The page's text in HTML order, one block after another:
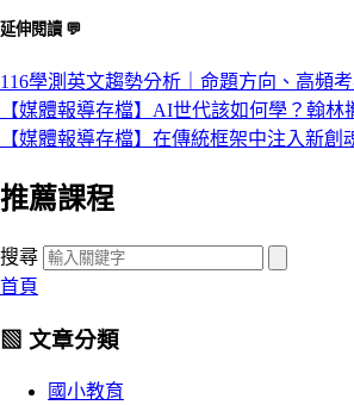
延伸閱讀 💬
116學測英文趨勢分析｜命題方向、高頻
【媒體報導存檔】AI世代該如何學？翰
【媒體報導存檔】在傳統框架中注入新
推薦課程
搜尋
首頁
▧ 文章分類
國小教育